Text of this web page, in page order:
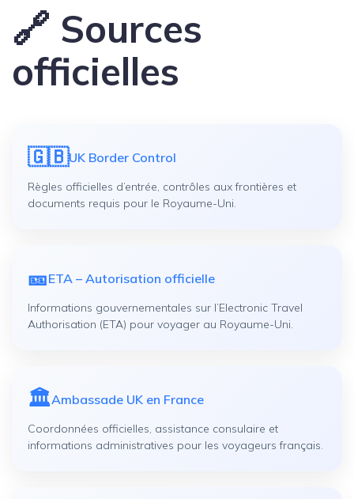
🔗 Sources
officielles
🇬🇧UK Border Control
Règles officielles d’entrée, contrôles aux frontières et
documents requis pour le Royaume-Uni.
🎫ETA – Autorisation officielle
Informations gouvernementales sur l’Electronic Travel
Authorisation (ETA) pour voyager au Royaume-Uni.
🏛️Ambassade UK en France
Coordonnées officielles, assistance consulaire et
informations administratives pour les voyageurs français.